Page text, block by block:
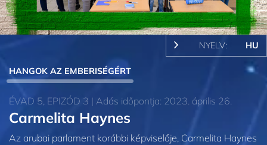
Video
NYELV: HU
HANGOK AZ EMBERISÉGÉRT
ÉVAD 5, EPIZÓD 3 | Adás időpontja: 2023. április 26.
Carmelita Haynes
Az arubai parlament korábbi képviselője, Carmelita Haynes